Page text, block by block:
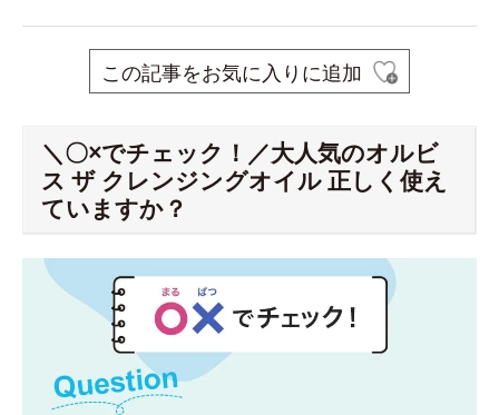
この記事をお気に入りに追加
＼〇×でチェック！／大人気のオルビ
ス ザ クレンジングオイル 正しく使え
ていますか？